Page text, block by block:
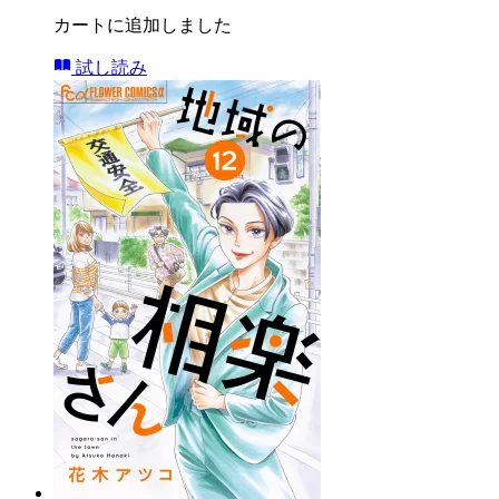
カートに追加しました
試し読み